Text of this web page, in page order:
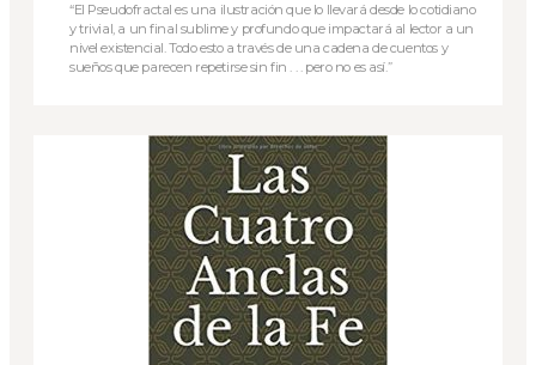
“El Pseudofractal es una ilustración que lo llevará desde lo cotidiano
y trivial, a un final sublime y profundo que impactará al lector a un
nivel existencial. Todo esto a través de una cadena de cuentos y
sueños que parecen repetirse sin fin . . . pero no es así.”